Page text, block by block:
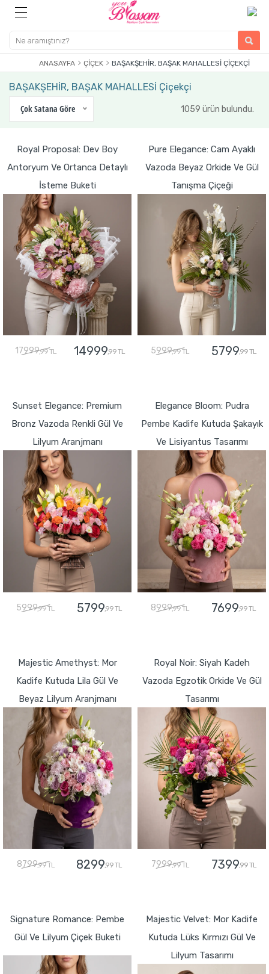
ANASAYFA ÇIÇEK BAŞAKŞEHİR, BAŞAK MAHALLESİ ÇIÇEKÇI
BAŞAKŞEHİR, BAŞAK MAHALLESİ Çiçekçi
Çok Satana Göre
1059 ürün bulundu.
Royal Proposal: Dev Boy
Antoryum Ve Ortanca Detaylı
İsteme Buketi
17999,99 TL 14999,99 TL
Pure Elegance: Cam Ayaklı
Vazoda Beyaz Orkide Ve Gül
Tanışma Çiçeği
5999,99 TL 5799,99 TL
Sunset Elegance: Premium
Bronz Vazoda Renkli Gül Ve
Lilyum Aranjmanı
5999,99 TL 5799,99 TL
Elegance Bloom: Pudra
Pembe Kadife Kutuda Şakayık
Ve Lisiyantus Tasarımı
8999,99 TL 7699,99 TL
Majestic Amethyst: Mor
Kadife Kutuda Lila Gül Ve
Beyaz Lilyum Aranjmanı
8799,99 TL 8299,99 TL
Royal Noir: Siyah Kadeh
Vazoda Egzotik Orkide Ve Gül
Tasarımı
7999,99 TL 7399,99 TL
Signature Romance: Pembe
Gül Ve Lilyum Çiçek Buketi
Majestic Velvet: Mor Kadife
Kutuda Lüks Kırmızı Gül Ve
Lilyum Tasarımı